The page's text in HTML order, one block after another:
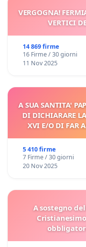
VERGOGNA!
VERTICI
14 869 firme
16 Firme / 30 giorni
11 Nov 2025
A SUA SANTITA'
DI DICHIARARE
XVI E/O DI FAR
5 410 firme
7 Firme / 30 giorni
20 Nov 2025
A sostegno